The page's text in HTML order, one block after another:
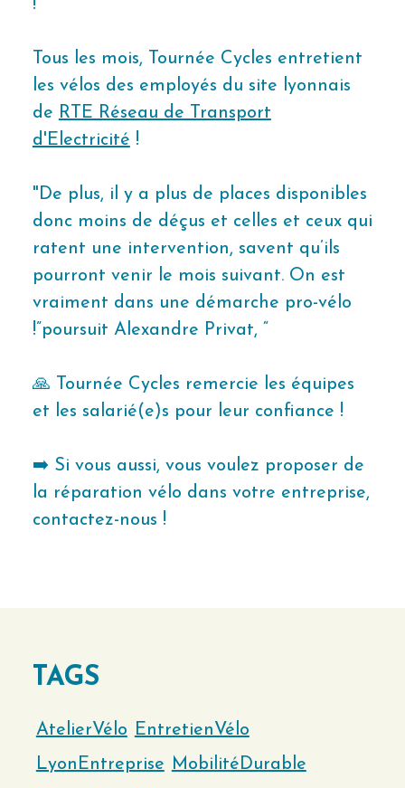
!"
Tous les mois, Tournée Cycles entretient
les vélos des employés du site lyonnais
de RTE Réseau de Transport
d'Electricité !
"De plus, il y a plus de places disponibles
donc moins de déçus et celles et ceux qui
ratent une intervention, savent qu’ils
pourront venir le mois suivant. On est
vraiment dans une démarche pro-vélo
!”poursuit Alexandre Privat, “
🙏 Tournée Cycles remercie les équipes
et les salarié(e)s pour leur confiance !
➡️ Si vous aussi, vous voulez proposer de
la réparation vélo dans votre entreprise,
contactez-nous !
TAGS
AtelierVélo EntretienVélo
LyonEntreprise MobilitéDurable